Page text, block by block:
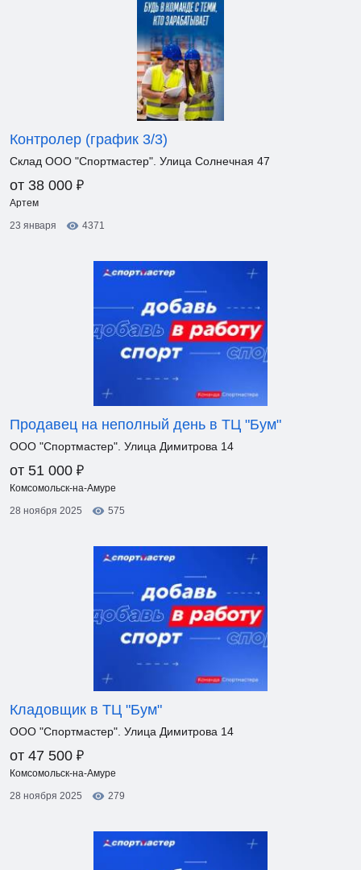
Контролер (график 3/3)
Склад ООО "Спортмастер". Улица Солнечная 47
от 38 000 ₽
Артем
23 января
4371
Продавец на неполный день в ТЦ "Бум"
ООО "Спортмастер". Улица Димитрова 14
от 51 000 ₽
Комсомольск-на-Амуре
28 ноября 2025
575
Кладовщик в ТЦ "Бум"
ООО "Спортмастер". Улица Димитрова 14
от 47 500 ₽
Комсомольск-на-Амуре
28 ноября 2025
279